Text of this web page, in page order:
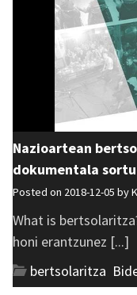
Nazioartean
dokumentala
Posted on 2018-12-05 by
What is
honi erantzunez [...]
bertsolaritza